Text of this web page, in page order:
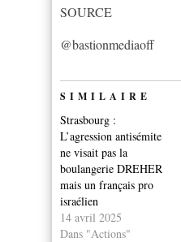
SOURCE
@bastionmediaoff
SIMILAIRE
Strasbourg :
L’agression antisémite
ne visait pas la
boulangerie DREHER
mais un français pro
israélien
14 avril 2025
Dans "Actions"